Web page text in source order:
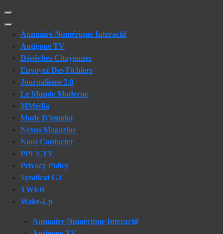
Skip
to
content
(Press
Enter)
Annuaire Numérique Interactif
Antigone TV
Dépêches Citoyennes
Envoyez Des Fichiers
Journalisme 2.0
Le Monde Moderne
MMédia
Mode D’emploi
Nexus Magazine
Nous Contacter
PPLV.TV
Privacy Policy
Syndicat GJ
TWEB
Wake-Up
Annuaire Numérique Interactif